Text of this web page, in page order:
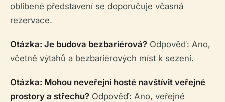
oblíbené představení se doporučuje včasná
rezervace.
Otázka: Je budova bezbariérová? Odpověď: Ano,
včetně výtahů a bezbariérových míst k sezení.
Otázka: Mohou neveřejní hosté navštívit veřejné
prostory a střechu? Odpověď: Ano, veřejné